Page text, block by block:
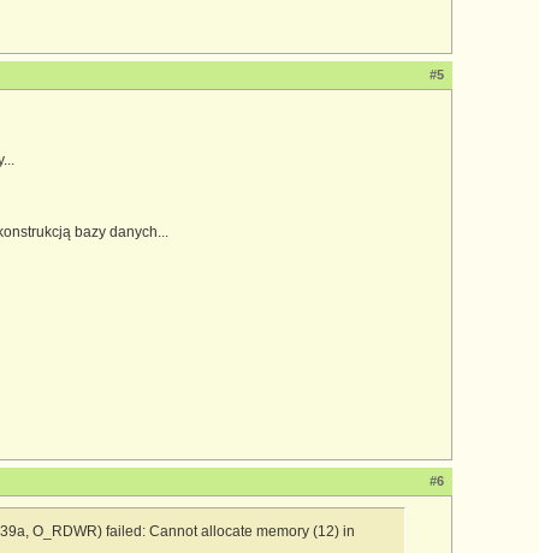
#5
bazy danych...
#6
O_RDWR) failed: Cannot allocate memory (12) in